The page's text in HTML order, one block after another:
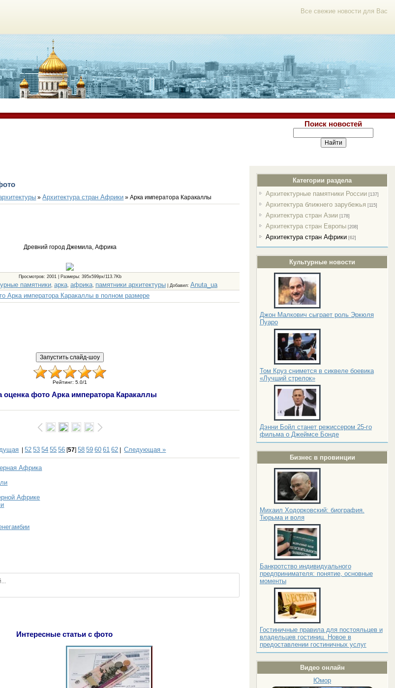
Все свежие новости для Вас
Поиск новостей
Категории раздела
Архитектурные памятники России [137]
Архитектура ближнего зарубежья [115]
Архитектура стран Азии [178]
Архитектура стран Европы [208]
Архитектура стран Африки [62]
Культурные новости
Джон Малкович сыграет роль Эркюля
Пуаро
Том Круз снимется в сиквеле боевика
«Лучший стрелок»
Дэнни Бойл станет режиссером 25-го
фильма о Джеймсе Бонде
Бизнес в провинции
Михаил Ходорковский: биография.
Тюрьма и воля
Банкротство индивидуального
предпринимателя: понятие, основные
моменты
Гостиничные правила для постояльцев и
владельцев гостиниц. Новое в
предоставлении гостиничных услуг
Видео онлайн
Юмор
»Архитектура стран Африки » Арка императора Каракаллы
Древний город Джемила, Африка
Просмотров: 2001 | Размеры: 395x599px/113.7Kb
памятники арка, африка, памятники архитектуры Добавил: Anuta_ua
Арка императора Каракаллы в полном размере
Рейтинг: 5.0/1
оценка фото Арка императора Каракаллы
|52 53 54 55 56 [57]58 59 60 61 62 |Следующая »
Африка
Африке
Интересные статьи с фото